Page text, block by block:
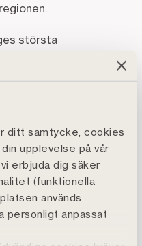
ditt samtycke, cookies
upplevelse på vår
erbjuda dig säker
(funktionella
används
personligt anpassat
största
tillsammans täcker
Ekonomisk
omval)